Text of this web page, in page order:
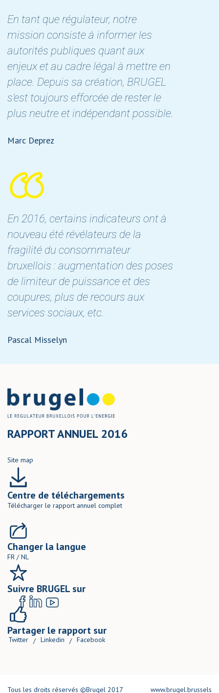
En tant que régulateur, notre
mission consiste à informer les
autorités publiques quant aux
enjeux et au cadre légal à mettre en
place. Depuis sa création, BRUGEL
s’est toujours efforcée de rester le
plus neutre et indépendant possible.
Marc Deprez
En 2016, certains indicateurs ont à
nouveau été révélateurs de la
fragilité du consommateur
bruxellois : augmentation des poses
de limiteur de puissance et des
coupures, plus de recours aux
services sociaux, etc.
Pascal Misselyn
RAPPORT ANNUEL 2016
Site map
Centre de téléchargements
Télécharger le rapport annuel complet
Changer la langue
FR /NL
Suivre BRUGEL sur
Partager le rapport sur
Twitter / Linkedin / Facebook
Tous les droits réservés ©Brugel 2017 www.brugel.brussels